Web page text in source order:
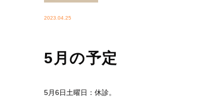
2023.04.25
5月の予定
5月6日土曜日：休診。